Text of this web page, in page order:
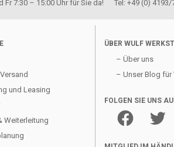
Fr 7:30 – 15:00 Uhr für Sie da! Tel: +49 (0)
und Leasing
Weiterleitung
ÜBER WULF
– Über uns
– Unser Blog
FOLGEN SIE UNS
Facebook Twitter